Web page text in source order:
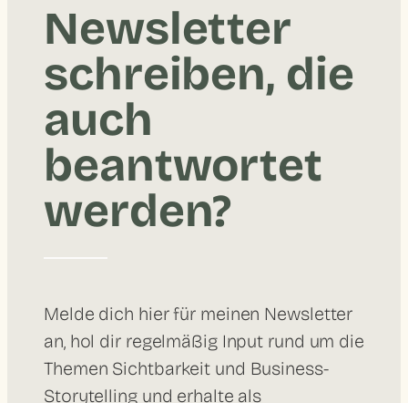
Newsletter
schreiben, die
auch
beantwortet
werden?
Melde dich hier für meinen Newsletter
an, hol dir regelmäßig Input rund um die
Themen Sichtbarkeit und Business-
Storytelling und erhalte als